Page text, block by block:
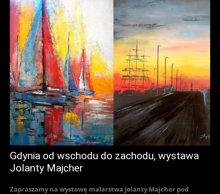
Gdynia od wschodu do zachodu, wystawa
Jolanty Majcher
Zapraszamy na wystawę malarstwa Jolanty Majcher pod